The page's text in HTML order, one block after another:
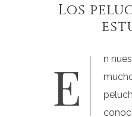
Los
En nuestro estudio viven